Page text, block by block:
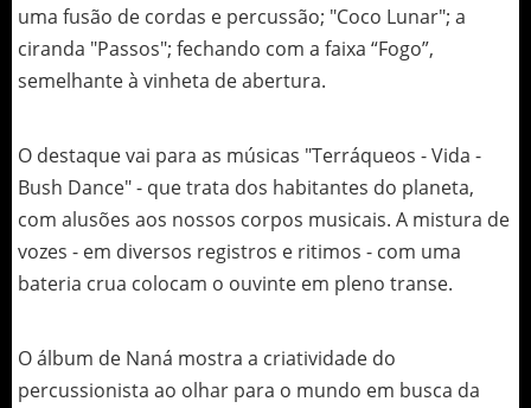
uma fusão de cordas e percussão; "Coco Lunar"; a
ciranda "Passos"; fechando com a faixa “Fogo”,
semelhante à vinheta de abertura.
O destaque vai para as músicas "Terráqueos - Vida -
Bush Dance" - que trata dos habitantes do planeta,
com alusões aos nossos corpos musicais. A mistura de
vozes - em diversos registros e ritimos - com uma
bateria crua colocam o ouvinte em pleno transe.
O álbum de Naná mostra a criatividade do
percussionista ao olhar para o mundo em busca da